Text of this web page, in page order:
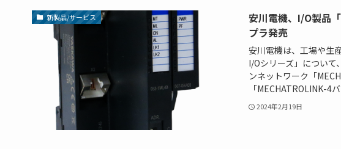
新製品/サービス
安川電機、I/O製品
プラ発売
安川電機は、工場や生
I/Oシリーズ」について
ンネットワーク「
「MECHATROLINK-4
2024年2月19日